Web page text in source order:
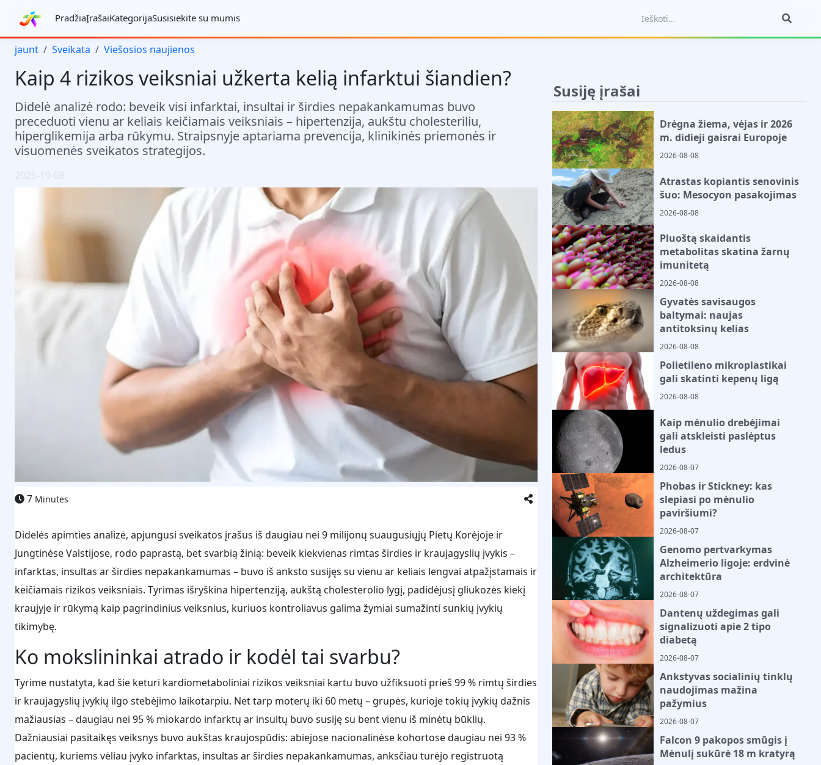
PradžiaĮrašaiKategorijaSusisiekite su mumis
jaunt Sveikata Viešosios naujienos
Kaip 4 rizikos veiksniai užkerta kelią infarktui šiandien?
Didelė analizė rodo: beveik visi infarktai, insultai ir širdies nepakankamumas buvo
preceduoti vienu ar keliais keičiamais veiksniais – hipertenzija, aukštu cholesteriliu,
hiperglikemija arba rūkymu. Straipsnyje aptariama prevencija, klinikinės priemonės ir
visuomenės sveikatos strategijos.
2025-10-08 .
7 Minutės
Didelės apimties analizė, apjungusi sveikatos įrašus iš daugiau nei 9 milijonų suaugusiųjų Pietų Korėjoje ir
Jungtinėse Valstijose, rodo paprastą, bet svarbią žinią: beveik kiekvienas rimtas širdies ir kraujagyslių įvykis –
infarktas, insultas ar širdies nepakankamumas – buvo iš anksto susijęs su vienu ar keliais lengvai atpažįstamais ir
keičiamais rizikos veiksniais. Tyrimas išryškina hipertenziją, aukštą cholesterolio lygį, padidėjusį gliukozės kiekį
kraujyje ir rūkymą kaip pagrindinius veiksnius, kuriuos kontroliavus galima žymiai sumažinti sunkių įvykių
tikimybę.
Ko mokslininkai atrado ir kodėl tai svarbu?
Tyrime nustatyta, kad šie keturi kardiometaboliniai rizikos veiksniai kartu buvo užfiksuoti prieš 99 % rimtų širdies
ir kraujagyslių įvykių ilgo stebėjimo laikotarpiu. Net tarp moterų iki 60 metų – grupės, kurioje tokių įvykių dažnis
mažiausias – daugiau nei 95 % miokardo infarktų ar insultų buvo susiję su bent vienu iš minėtų būklių.
Dažniausiai pasitaikęs veiksnys buvo aukštas kraujospūdis: abiejose nacionalinėse kohortose daugiau nei 93 %
pacientų, kuriems vėliau įvyko infarktas, insultas ar širdies nepakankamumas, anksčiau turėjo registruotą
Susiję įrašai
Drėgna žiema, vėjas ir 2026
m. didieji gaisrai Europoje
2026-08-08
Atrastas kopiantis senovinis
šuo: Mesocyon pasakojimas
2026-08-08
Pluoštą skaidantis
metabolitas skatina žarnų
imunitetą
2026-08-08
Gyvatės savisaugos
baltymai: naujas
antitoksinų kelias
2026-08-08
Polietileno mikroplastikai
gali skatinti kepenų ligą
2026-08-08
Kaip mėnulio drebėjimai
gali atskleisti paslėptus
ledus
2026-08-07
Phobas ir Stickney: kas
slepiasi po mėnulio
paviršiumi?
2026-08-07
Genomo pertvarkymas
Alzheimerio ligoje: erdvinė
architektūra
2026-08-07
Dantenų uždegimas gali
signalizuoti apie 2 tipo
diabetą
2026-08-07
Ankstyvas socialinių tinklų
naudojimas mažina
pažymius
2026-08-07
Falcon 9 pakopos smūgis į
Mėnulį sukūrė 18 m kratyrą